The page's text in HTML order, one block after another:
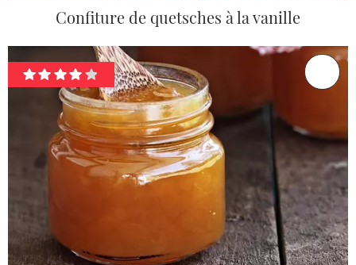
Confiture de quetsches à la vanille